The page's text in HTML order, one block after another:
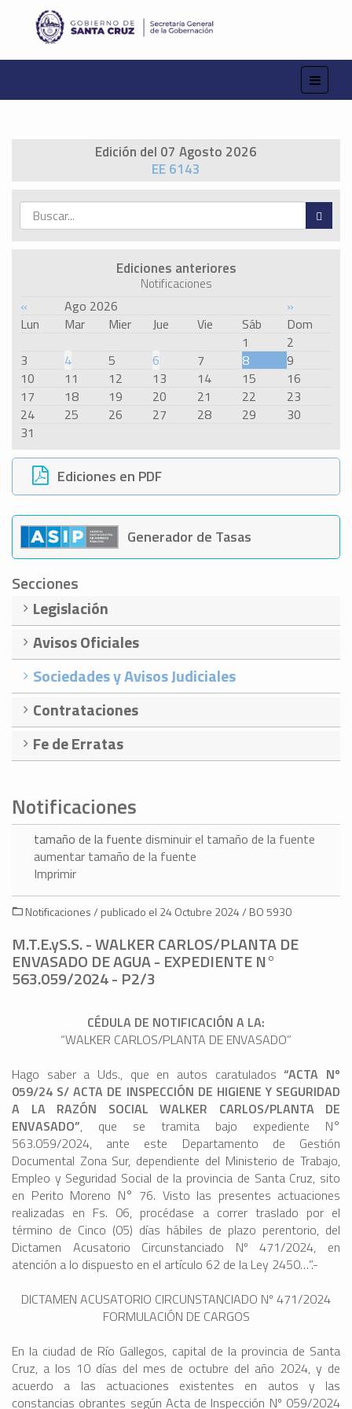
Edición del 07 Agosto 2026
EE 6143
Ediciones anteriores
Notificaciones
« Ago 2026
»
Lun
Mar Mier Jue Vie Sáb
Dom
1
2
3
4 5 6 7 8
9
10
11 12 13 14 15
16
17
18 19 20 21 22
23
24
25 26 27 28 29
30
31
Ediciones en PDF
Generador de Tasas
Secciones
Legislación
Avisos Oficiales
Sociedades y Avisos Judiciales
Contrataciones
Fe de Erratas
Notificaciones
tamaño de la fuente disminuir el tamaño de la fuente
aumentar tamaño de la fuente
Imprimir
Notificaciones / publicado el 24 Octubre 2024 / BO 5930
M.T.E.yS.S. - WALKER CARLOS/PLANTA DE
ENVASADO DE AGUA - EXPEDIENTE N°
563.059/2024 - P2/3
CÉDULA DE NOTIFICACIÓN A LA:
“WALKER CARLOS/PLANTA DE ENVASADO”
Hago saber a Uds., que en autos caratulados“ACTA Nº
059/24 S/ ACTA DE INSPECCIÓN DE HIGIENE Y SEGURIDAD
A LA RAZÓN SOCIAL WALKER CARLOS/PLANTA DE
ENVASADO”, que se tramita bajo expediente N°
563.059/2024, ante este Departamento de Gestión
Documental Zona Sur, dependiente del Ministerio de Trabajo,
Empleo y Seguridad Social de la provincia de Santa Cruz, sito
en Perito Moreno N° 76. Visto las presentes actuaciones
realizadas en Fs. 06, procédase a correr traslado por el
término de Cinco (05) días hábiles de plazo perentorio, del
Dictamen Acusatorio Circunstanciado Nº 471/2024, en
atención a lo dispuesto en el artículo 62 de la Ley 2450…”.-
DICTAMEN ACUSATORIO CIRCUNSTANCIADO Nº 471/2024
FORMULACIÓN DE CARGOS
En la ciudad de Río Gallegos, capital de la provincia de Santa
Cruz, a los 10 días del mes de octubre del año 2024, y de
acuerdo a las actuaciones existentes en autos y las
constancias obrantes según Acta de Inspección Nº 059/2024